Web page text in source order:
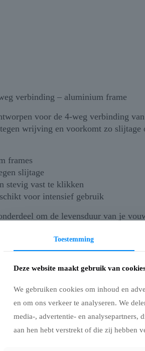
verbinding – aluminium frame
voor de 4-weg verbinding
wrijving en voorkomt zo
frames
slijtage
stevig vast te klikken
voor intensief gebruik
om de levensduur van je
Toestemming
Deze website maakt gebruik van
We gebruiken cookies om inhoud en
en om ons verkeer te analyseren. We
media-, advertentie- en analysepartners,
aan hen hebt verstrekt of die zij hebben